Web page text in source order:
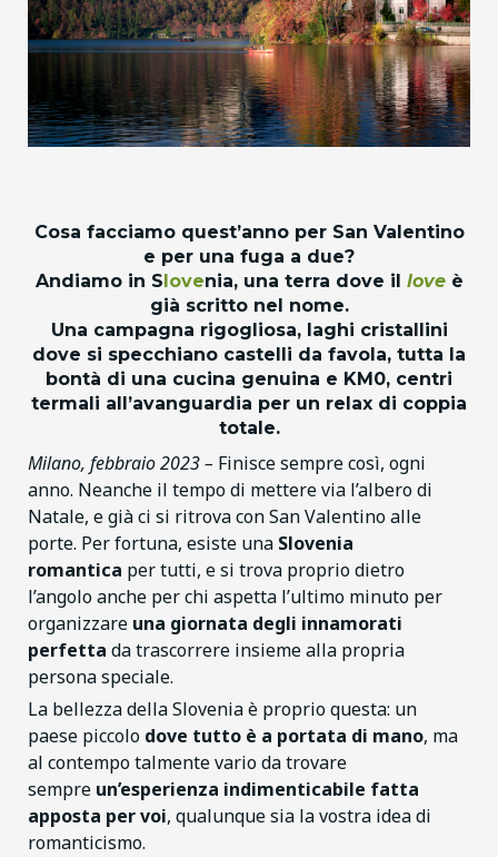
Cosa facciamo quest’anno per San Valentino
e per una fuga a due?
Andiamo in S lovenia, una terra dove il love è
già scritto nel nome.
Una campagna rigogliosa, laghi cristallini
dove si specchiano castelli da favola, tutta la
bontà di una cucina genuina e KM0, centri
termali all’avanguardia per un relax di coppia
totale.
Milano, febbraio 2023 – Finisce sempre così, ogni
anno. Neanche il tempo di mettere via l’albero di
Natale, e già ci si ritrova con San Valentino alle
porte. Per fortuna, esiste una Slovenia
romantica per tutti, e si trova proprio dietro
l’angolo anche per chi aspetta l’ultimo minuto per
organizzare una giornata degli innamorati
perfetta da trascorrere insieme alla propria
persona speciale.
La bellezza della Slovenia è proprio questa: un
paese piccolo dove tutto è a portata di mano, ma
al contempo talmente vario da trovare
sempre un’esperienza indimenticabile fatta
apposta per voi, qualunque sia la vostra idea di
romanticismo.